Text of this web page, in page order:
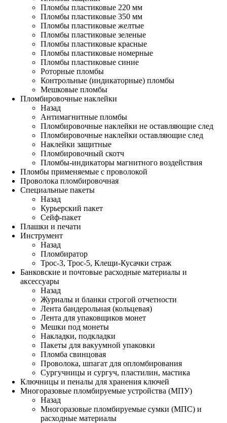
Пломбы пластиковые 220 мм
Пломбы пластиковые 350 мм
Пломбы пластиковые желтые
Пломбы пластиковые зеленые
Пломбы пластиковые красные
Пломбы пластиковые номерные
Пломбы пластиковые синие
Роторные пломбы
Контрольные (индикаторные) пломбы
Мешковые пломбы
Пломбировочные наклейки
Назад
Антимагнитные пломбы
Пломбировочные наклейки не оставляющие след
Пломбировочные наклейки оставляющие след
Наклейки защитные
Пломбировочный скотч
Пломбы-индикаторы магнитного воздействия
Пломбы применяемые с проволокой
Проволока пломбировочная
Специальные пакеты
Назад
Курьерский пакет
Сейф-пакет
Плашки и печати
Инструмент
Назад
Пломбиратор
Трос-3, Трос-5, Клещи-Кусачки страж
Банковские и почтовые расходные материалы и
аксессуары
Назад
Журналы и бланки строгой отчетности
Лента бандерольная (кольцевая)
Лента для упаковщиков монет
Мешки под монеты
Накладки, подкладки
Пакеты для вакуумной упаковки
Пломба свинцовая
Проволока, шпагат для опломбирования
Сургучницы и сургуч, пластилин, мастика
Ключницы и пеналы для хранения ключей
Многоразовые пломбируемые устройства (МПУ)
Назад
Многоразовые пломбируемые сумки (МПС) и
расходные материалы